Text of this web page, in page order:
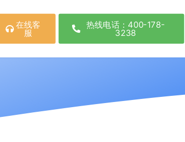
在线客
服
热线电话：400-178-
3238